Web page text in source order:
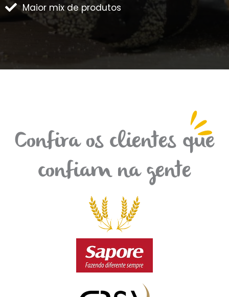
Maior mix de produtos
Confira os clientes que
confiam na gente